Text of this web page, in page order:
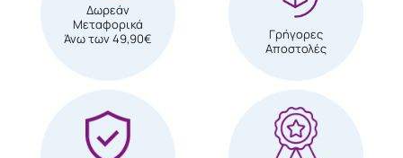
Δωρεάν
Μεταφορικά
Άνω των 49,90€
Γρήγορες
Αποστολές